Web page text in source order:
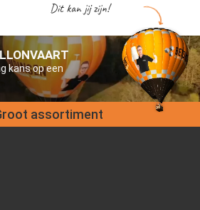
kans op een
Dit kan jij zijn!
assortiment